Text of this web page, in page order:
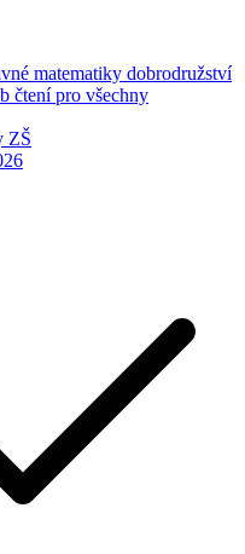
matematiky dobrodružství
čtení pro všechny
ZŠ